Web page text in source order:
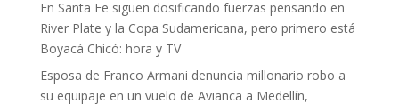
En Santa Fe siguen dosificando fuerzas pensando en
River Plate y la Copa Sudamericana, pero primero está
Boyacá Chicó: hora y TV
Esposa de Franco Armani denuncia millonario robo a
su equipaje en un vuelo de Avianca a Medellín,